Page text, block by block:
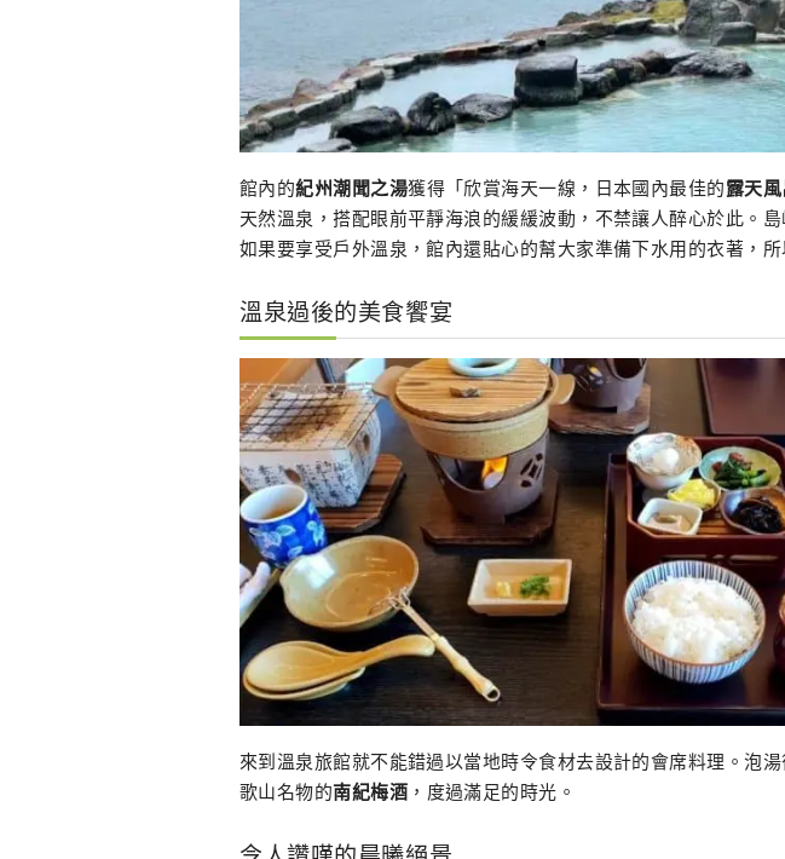
館內的紀州潮聞之湯獲得「欣賞海天一線，日本國內最佳的露天風
天然溫泉，搭配眼前平靜海浪的緩緩波動，不禁讓人醉心於此。
如果要享受戶外溫泉，館內還貼心的幫大家準備下水用的衣著，所
溫泉過後的美食饗宴
來到溫泉旅館就不能錯過以當地時令食材去設計的會席料理。泡
歌山名物的南紀梅酒 ，度過滿足的時光。